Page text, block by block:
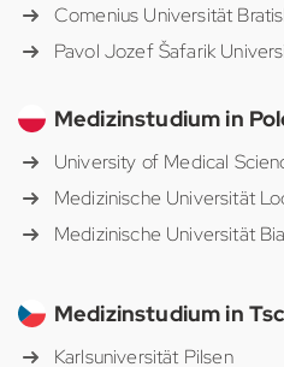
Comenius Universität
Pavol Jozef Šafarik
Medizinstudium in
University of Medical
Medizinische Universität
Medizinische Universität
Medizinstudium in
Karlsuniversität Pilsen